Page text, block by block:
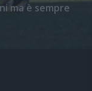
ma è sempre